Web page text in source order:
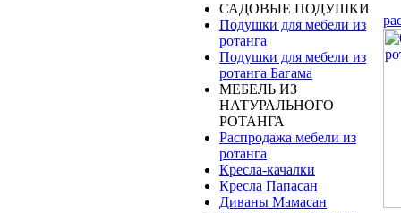
САДОВЫЕ ПОДУШКИ
Подушки для мебели из
ротанга
Подушки для мебели из
ротанга Багама
МЕБЕЛЬ ИЗ
НАТУРАЛЬНОГО
РОТАНГА
Распродажа мебели из
ротанга
Кресла-качалки
Кресла Папасан
Диваны Мамасан